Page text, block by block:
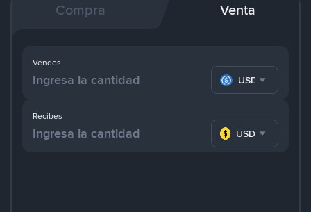
Compra Venta
Recibes
USD
Vendes
USDC